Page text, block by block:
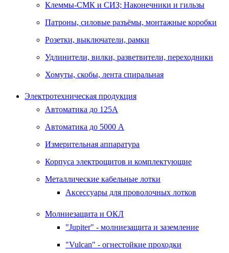
Клеммы-СМК и СИЗ; Наконечники и гильзы
Патроны, силовые разъёмы, монтажные коробки
Розетки, выключатели, рамки
Удлинители, вилки, разветвители, переходники
Хомуты, скобы, лента спиральная
Электротехническая продукция
Автоматика до 125А
Автоматика до 5000 А
Измерительная аппаратура
Корпуса электрощитов и комплектующие
Металлические кабельные лотки
Аксессуары для проволочных лотков
Молниезащита и ОКЛ
"Jupiter" - молниезащита и заземление
"Vulcan" - огнестойкие проходки